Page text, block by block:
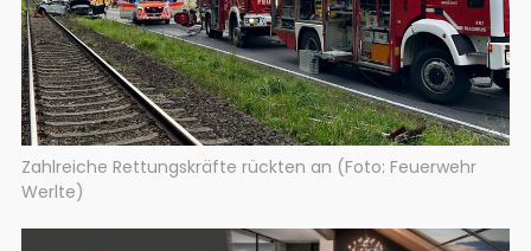
Zahlreiche Rettungskräfte rückten an (Foto: Feuerwehr
Werlte)